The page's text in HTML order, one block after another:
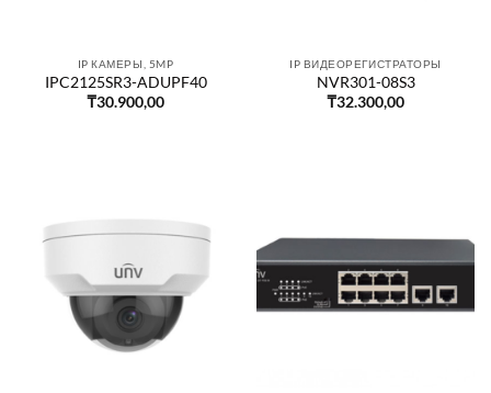
IP КАМЕРЫ, 5MP
IPC2125SR3-ADUPF40
₸30.900,00
IP ВИДЕОРЕГИСТРАТОРЫ
NVR301-08S3
₸32.300,00